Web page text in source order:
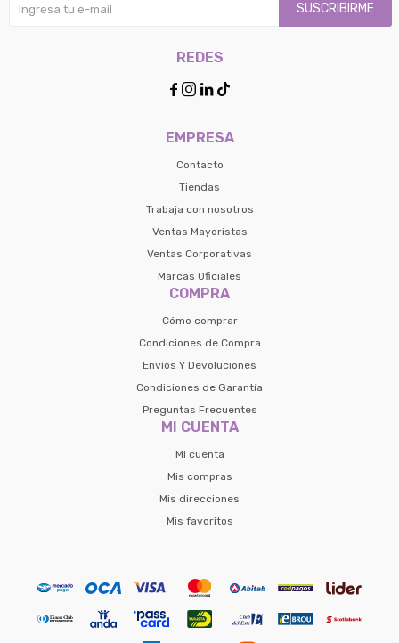
EMPRESA
Contacto
Tiendas
Trabaja con nosotros
Ventas Mayoristas
Ventas Corporativas
Marcas Oficiales
COMPRA
Cómo comprar
Condiciones de Compra
Envíos Y Devoluciones
Condiciones de Garantía
Preguntas Frecuentes
MI CUENTA
Mi cuenta
Mis compras
Mis direcciones
Mis favoritos
SUSCRIBIRME
REDES
   